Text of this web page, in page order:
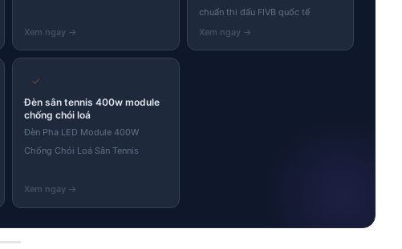
chuẩn thi đấu FIVB quốc tế
✓
Đèn sân tennis 400w module
chống chói loá
Đèn Pha LED Module 400W
Chống Chói Loá Sân Tennis